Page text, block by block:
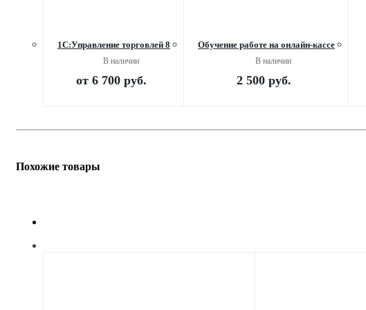
1С:Управление торговлей 8
В наличии
от 6 700 руб.
Обучение работе на онлайн-кассе
В наличии
2 500 руб.
Похожие товары